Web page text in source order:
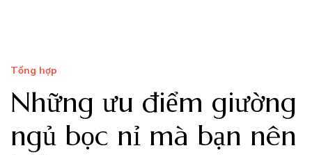
Tổng hợp
Những ưu điểm giường
ngủ bọc nỉ mà bạn nên